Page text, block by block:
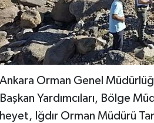
Ankara Orman Genel
Başkan Yardımcıları, Bölge
heyet, Iğdır Orman Müdürü